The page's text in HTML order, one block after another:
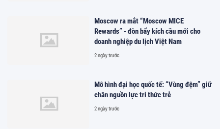
Moscow ra mắt “Moscow MICE
Rewards” - đòn bẩy kích cầu mới cho
doanh nghiệp du lịch Việt Nam
2 ngày trước
Mô hình đại học quốc tế: “Vùng đệm” giữ
chân nguồn lực tri thức trẻ
2 ngày trước